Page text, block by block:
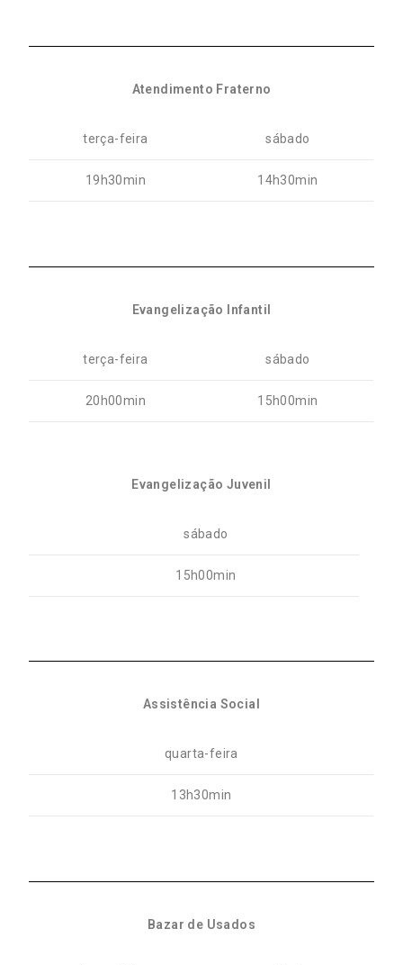
Atendimento Fraterno
terça-feira sábado
19h30min 14h30min
Evangelização Infantil
terça-feira sábado
20h00min 15h00min
Evangelização Juvenil
sábado
15h00min
Assistência Social
quarta-feira
13h30min
Bazar de Usados